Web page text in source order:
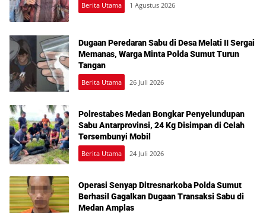
Berita Utama 1 Agustus 2026
Dugaan Peredaran Sabu di Desa Melati II Sergai
Memanas, Warga Minta Polda Sumut Turun
Tangan
Berita Utama 26 Juli 2026
Polrestabes Medan Bongkar Penyelundupan
Sabu Antarprovinsi, 24 Kg Disimpan di Celah
Tersembunyi Mobil
Berita Utama 24 Juli 2026
Operasi Senyap Ditresnarkoba Polda Sumut
Berhasil Gagalkan Dugaan Transaksi Sabu di
Medan Amplas